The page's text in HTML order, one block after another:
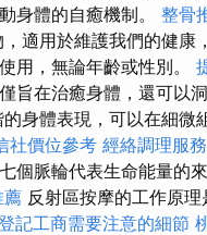
身體的自癒機制。 整骨
適用於維護我們的健康
用，無論年齡或性別。
旨在治癒身體，還可以
身體表現，可以在細微
社價位參考 經絡調理服務
個脈輪代表生命能量的
薦 反射區按摩的工作原理
記工商需要注意的細節